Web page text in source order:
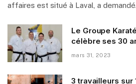
affaires est situé à Laval, a
Le Groupe
célèbre ses 30
mars 31, 2023
3 travailleurs sur